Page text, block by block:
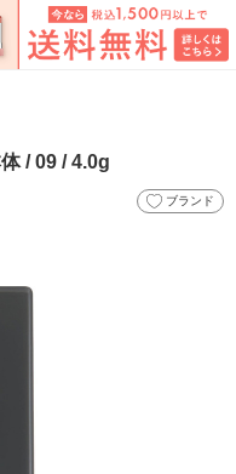
/ 09 / 4.0g
ブランド